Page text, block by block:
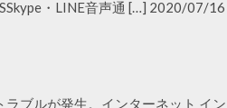
・LINE音声通 […] 2020/07/16
ブルが発生。インターネット イ